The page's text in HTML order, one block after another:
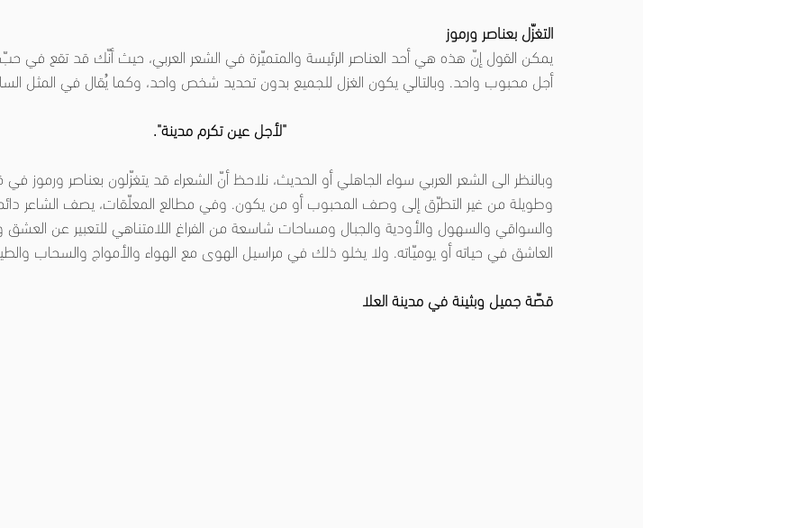
التغزّل بعناصر ورموز
يمكن القول إنّ هذه هي أحد العناصر الرئيسة والمتميّزة في الشعر العربي، حيث أنّك قد تقع في
أجل محبوب واحد. وبالتالي يكون الغزل للجميع بدون تحديد شخص واحد، وكما يُقال في المثل
"لأجل عين تكرم مدينة".
وبالنظر الى الشعر العربي سواء الجاهلي أو الحديث، نلاحظ أنّ الشعراء قد يتغزّلون بعناصر ورموز
وطويلة من غير التطرّق إلى وصف المحبوب أو من يكون. وفي مطالع المعلّقات، يصف الشاعر
والسواقي والسهول والأودية والجبال ومساحات شاسعة من الفراغ اللامتناهي للتعبير عن العشق
العاشق في حياته أو يوميّاته. ولا يخلو ذلك في مراسيل الهوى مع الهواء والأمواج والسحاب
قصّة جميل وبثينة في مدينة العلا